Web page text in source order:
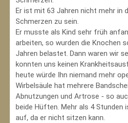
Er ist mit 63 Jahren nicht mehr in
Schmerzen zu sein.
Er musste als Kind sehr früh
arbeiten, so wurden die Knochen
Jahren belastet. Dann waren wir
konnten uns keinen
heute würde Ihn niemand mehr
Wirbelsäule hat mehrere
Abnutzungen und Artrose - so
beide Hüften. Mehr als 4 Stunden
auf, da er nicht sitzen kann.